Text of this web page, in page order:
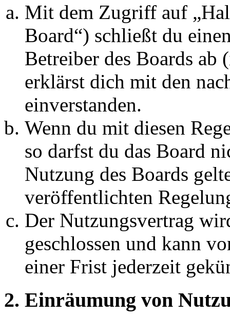
Mit dem Zugriff auf
Board“) schließt du
Betreiber des Boards ab
erklärst dich mit den
einverstanden.
Wenn du mit diesen
so darfst du das Board
Nutzung des Boards
veröffentlichten
Der Nutzungsvertrag
geschlossen und kann
einer Frist jederzeit
2. Einräumung von